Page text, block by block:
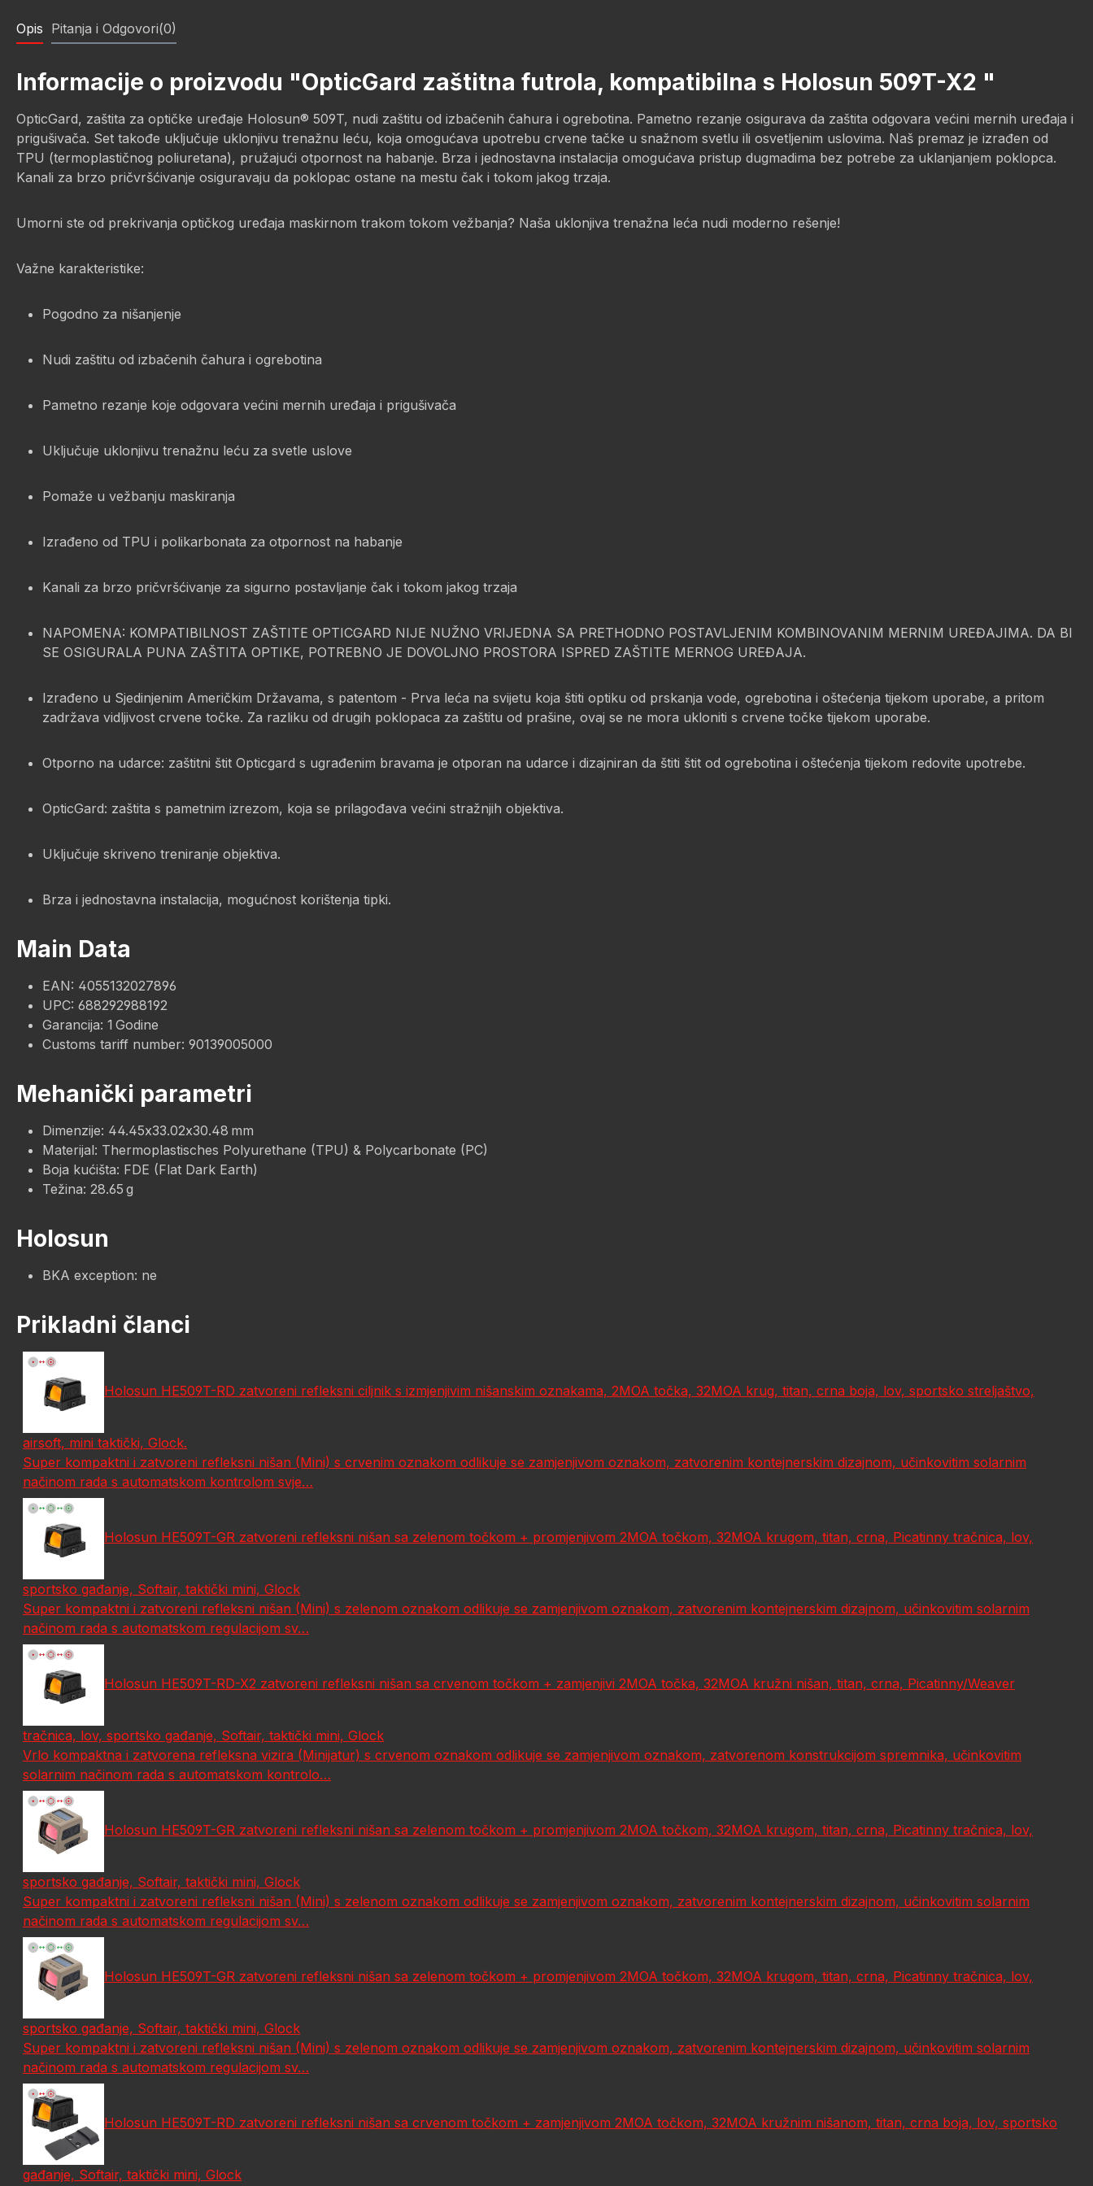
Opis Pitanja i Odgovori(0)
Informacije o proizvodu "OpticGard zaštitna futrola, kompatibilna s Holosun 509T-X2 "
OpticGard, zaštita za optičke uređaje Holosun® 509T, nudi zaštitu od izbačenih čahura i ogrebotina. Pametno rezanje osigurava da zaštita odgovara većini mernih uređaja i
prigušivača. Set takođe uključuje uklonjivu trenažnu leću, koja omogućava upotrebu crvene tačke u snažnom svetlu ili osvetljenim uslovima. Naš premaz je izrađen od
TPU (termoplastičnog poliuretana), pružajući otpornost na habanje. Brza i jednostavna instalacija omogućava pristup dugmadima bez potrebe za uklanjanjem poklopca.
Kanali za brzo pričvršćivanje osiguravaju da poklopac ostane na mestu čak i tokom jakog trzaja.
Umorni ste od prekrivanja optičkog uređaja maskirnom trakom tokom vežbanja? Naša uklonjiva trenažna leća nudi moderno rešenje!
Važne karakteristike:
Pogodno za nišanjenje
Nudi zaštitu od izbačenih čahura i ogrebotina
Pametno rezanje koje odgovara većini mernih uređaja i prigušivača
Uključuje uklonjivu trenažnu leću za svetle uslove
Pomaže u vežbanju maskiranja
Izrađeno od TPU i polikarbonata za otpornost na habanje
Kanali za brzo pričvršćivanje za sigurno postavljanje čak i tokom jakog trzaja
NAPOMENA: KOMPATIBILNOST ZAŠTITE OPTICGARD NIJE NUŽNO VRIJEDNA SA PRETHODNO POSTAVLJENIM KOMBINOVANIM MERNIM UREĐAJIMA. DA BI
SE OSIGURALA PUNA ZAŠTITA OPTIKE, POTREBNO JE DOVOLJNO PROSTORA ISPRED ZAŠTITE MERNOG UREĐAJA.
Izrađeno u Sjedinjenim Američkim Državama, s patentom - Prva leća na svijetu koja štiti optiku od prskanja vode, ogrebotina i oštećenja tijekom uporabe, a pritom
zadržava vidljivost crvene točke. Za razliku od drugih poklopaca za zaštitu od prašine, ovaj se ne mora ukloniti s crvene točke tijekom uporabe.
Otporno na udarce: zaštitni štit Opticgard s ugrađenim bravama je otporan na udarce i dizajniran da štiti štit od ogrebotina i oštećenja tijekom redovite upotrebe.
OpticGard: zaštita s pametnim izrezom, koja se prilagođava većini stražnjih objektiva.
Uključuje skriveno treniranje objektiva.
Brza i jednostavna instalacija, mogućnost korištenja tipki.
Main Data
EAN: 4055132027896
UPC: 688292988192
Garancija: 1 Godine
Customs tariff number: 90139005000
Mehanički parametri
Dimenzije: 44.45x33.02x30.48 mm
Materijal: Thermoplastisches Polyurethane (TPU) & Polycarbonate (PC)
Boja kućišta: FDE (Flat Dark Earth)
Težina: 28.65 g
Holosun
BKA exception: ne
Prikladni članci
Holosun HE509T-RD zatvoreni refleksni ciljnik s izmjenjivim nišanskim oznakama, 2MOA točka, 32MOA krug, titan, crna boja, lov, sportsko streljaštvo,
airsoft, mini taktički, Glock.
Super kompaktni i zatvoreni refleksni nišan (Mini) s crvenim oznakom odlikuje se zamjenjivom oznakom, zatvorenim kontejnerskim dizajnom, učinkovitim solarnim
načinom rada s automatskom kontrolom svje…
Holosun HE509T-GR zatvoreni refleksni nišan sa zelenom točkom + promjenjivom 2MOA točkom, 32MOA krugom, titan, crna, Picatinny tračnica, lov,
sportsko gađanje, Softair, taktički mini, Glock
Super kompaktni i zatvoreni refleksni nišan (Mini) s zelenom oznakom odlikuje se zamjenjivom oznakom, zatvorenim kontejnerskim dizajnom, učinkovitim solarnim
načinom rada s automatskom regulacijom sv…
Holosun HE509T-RD-X2 zatvoreni refleksni nišan sa crvenom točkom + zamjenjivi 2MOA točka, 32MOA kružni nišan, titan, crna, Picatinny/Weaver
tračnica, lov, sportsko gađanje, Softair, taktički mini, Glock
Vrlo kompaktna i zatvorena refleksna vizira (Minijatur) s crvenom oznakom odlikuje se zamjenjivom oznakom, zatvorenom konstrukcijom spremnika, učinkovitim
solarnim načinom rada s automatskom kontrolo…
Holosun HE509T-GR zatvoreni refleksni nišan sa zelenom točkom + promjenjivom 2MOA točkom, 32MOA krugom, titan, crna, Picatinny tračnica, lov,
sportsko gađanje, Softair, taktički mini, Glock
Super kompaktni i zatvoreni refleksni nišan (Mini) s zelenom oznakom odlikuje se zamjenjivom oznakom, zatvorenim kontejnerskim dizajnom, učinkovitim solarnim
načinom rada s automatskom regulacijom sv…
Holosun HE509T-GR zatvoreni refleksni nišan sa zelenom točkom + promjenjivom 2MOA točkom, 32MOA krugom, titan, crna, Picatinny tračnica, lov,
sportsko gađanje, Softair, taktički mini, Glock
Super kompaktni i zatvoreni refleksni nišan (Mini) s zelenom oznakom odlikuje se zamjenjivom oznakom, zatvorenim kontejnerskim dizajnom, učinkovitim solarnim
načinom rada s automatskom regulacijom sv…
Holosun HE509T-RD zatvoreni refleksni nišan sa crvenom točkom + zamjenjivom 2MOA točkom, 32MOA kružnim nišanom, titan, crna boja, lov, sportsko
gađanje, Softair, taktički mini, Glock